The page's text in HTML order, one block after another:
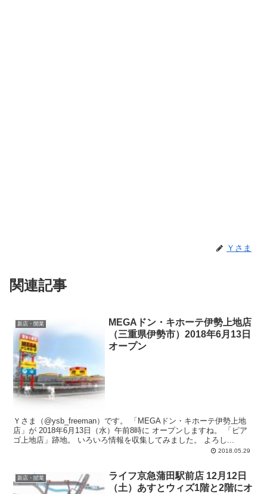
Ｙさま
関連記事
新店・開業
MEGAドン・キホーテ伊勢上地店
（三重県伊勢市）2018年6月13日
オープン
Ｙさま（@ysb_freeman）です。 「MEGAドン・キホーテ伊勢上地
店」が 2018年6月13日（水）午前8時に オープンしますね。 「ピア
ゴ上地店」跡地。 いろいろ情報を収集してみました。 よろし...
2018.05.29
新店・開業
ライフ京急蒲田駅前店 12月12日
（土）あすとウィズ1階と2階にオ